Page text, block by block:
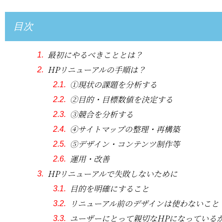
目次
最初にやるべきこととは？
HPリニューアルの手順は？
①現状の課題を分析する
②目的・目標数値を決定する
③競合を分析する
④サイトマップの整理・再構築
⑤デザイン・コンテンツ制作等
運用・改善
HPリニューアルで失敗しないために
目的を明確にすること
リニューアル前のデザインは使わないこと
ユーザーにとって親切なHPになっている